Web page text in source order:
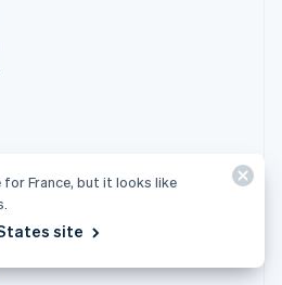
for France, but it looks like
site